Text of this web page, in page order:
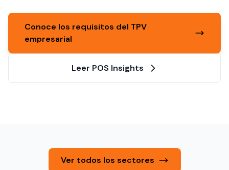
Conoce los requisitos del TPV
empresarial
Leer POS Insights
Ver todos los sectores